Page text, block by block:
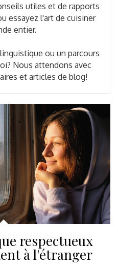
utiles et de rapports
essayez l'art de cuisiner
entier.
ou un parcours
Nous attendons avec
et articles de blog!
respectueux
à l'étranger